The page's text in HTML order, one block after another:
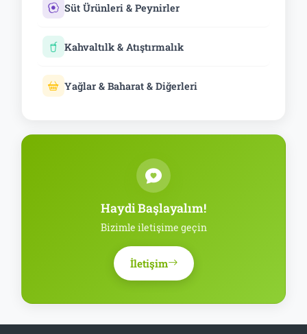
Süt Ürünleri & Peynirler
Kahvaltılk & Atıştırmalık
Yağlar & Baharat & Diğerleri
Haydi Başlayalım!
Bizimle iletişime geçin
İletişim